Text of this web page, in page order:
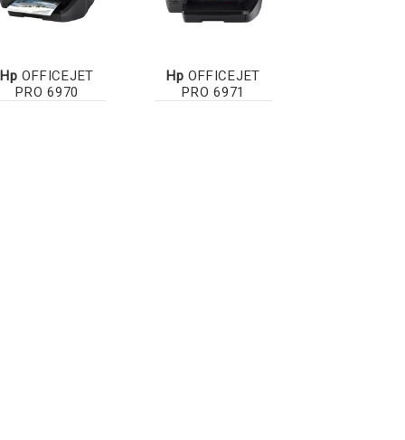
Hp OFFICEJET
PRO 6970
Hp OFFICEJET
PRO 6971